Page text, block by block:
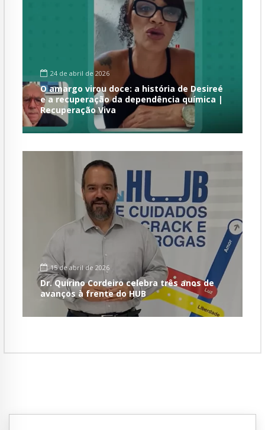
24 de abril de 2026
O amargo virou doce: a história de Desireé
e a recuperação da dependência química |
Recuperação Viva
15 de abril de 2026
Dr. Quirino Cordeiro celebra três anos de
avanços à frente do HUB